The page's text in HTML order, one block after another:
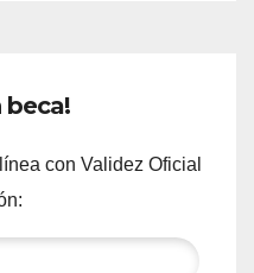
beca!
con Validez Oficial